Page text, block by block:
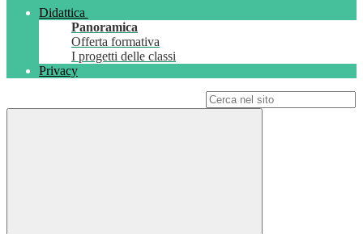
Didattica
Panoramica
Offerta formativa
I progetti delle classi
Privacy